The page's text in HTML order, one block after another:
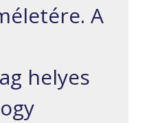
A
helyes